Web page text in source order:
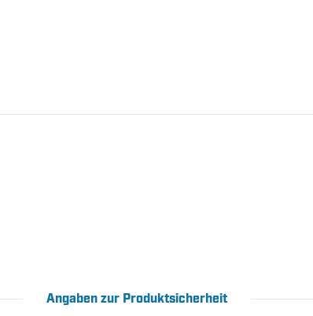
Angaben zur Produktsicherheit